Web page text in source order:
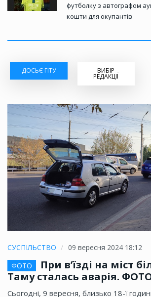
футболку з автографом
кошти для окупантів
ДОСЬЄ ГІТУ ВИБІР
РЕДАКЦІЇ
СУСПІЛЬСТВО
09 вересня 2024 18:12
ФОТО
При в’їзді на міст
Таму сталась аварія.
Сьогодні, 9 вересня, близько 18-ї